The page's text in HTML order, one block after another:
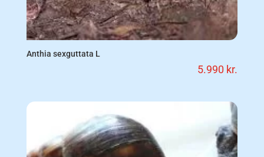
Anthia sexguttata L
5.990 kr.